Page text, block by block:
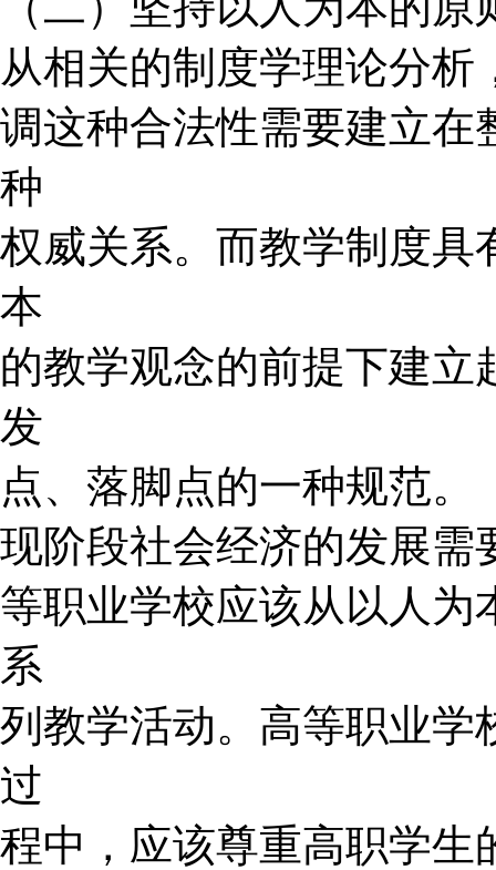
从相关的制度学理论分
调这种合法性需要建立在
种
权威关系。而教学制度具
本
的教学观念的前提下建
发
点、落脚点的一种规范。
现阶段社会经济的发展需
等职业学校应该从以人为
系
列教学活动。高等职业学
过
程中，应该尊重高职学生